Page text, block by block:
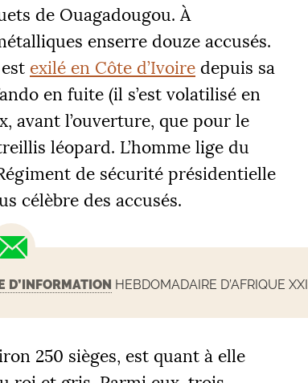
de Ouagadougou. À
enserre douze accusés.
exilé en Côte d’Ivoire depuis sa
en fuite (il s’est volatilisé en
avant l’ouverture, que pour le
léopard. L’homme lige du
de sécurité présidentielle
célèbre des accusés.
D’INFORMATION HEBDOMADAIRE D’AFRIQUE XXI
250 sièges, est quant à elle